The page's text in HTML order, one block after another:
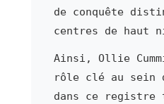
de conquête
centres de haut
Ainsi, Ollie
rôle clé au sein
dans ce registre